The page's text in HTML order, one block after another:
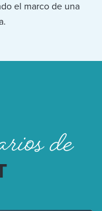
el marco de una
de